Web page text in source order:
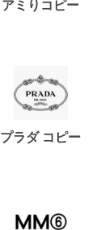
アミりコピー
プラダ コピー